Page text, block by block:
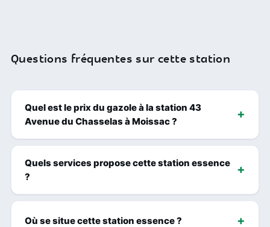
Questions fréquentes sur cette station
Quel est le prix du gazole à la station 43
Avenue du Chasselas à Moissac ?
Quels services propose cette station essence
?
Où se situe cette station essence ?